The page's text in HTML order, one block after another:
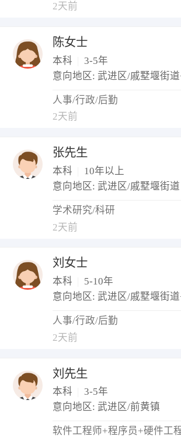
2天前
陈女士
本科
3-5年
意向地区: 武进区/戚墅堰街
人事/行政/后勤
2天前
张先生
本科
10年以上
意向地区: 武进区/戚墅堰街道
学术研究/科研
2天前
刘女士
本科
5-10年
意向地区: 武进区/戚墅堰街
人事/行政/后勤
2天前
刘先生
本科
3-5年
意向地区: 武进区/前黄镇